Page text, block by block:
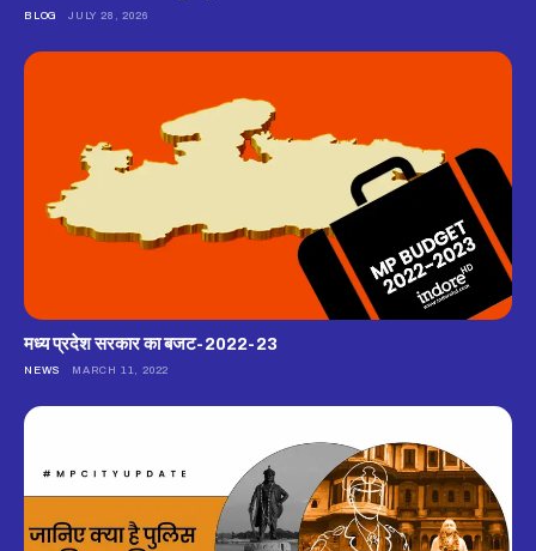
BLOG JULY 28, 2026
मध्य प्रदेश सरकार का बजट-2022-23
NEWS MARCH 11, 2022